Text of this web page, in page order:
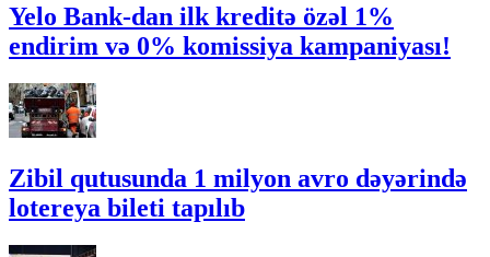
Yelo Bank-dan ilk kreditə özəl 1%
endirim və 0% komissiya kampaniyası!
Zibil qutusunda 1 milyon avro dəyərində
lotereya bileti tapılıb